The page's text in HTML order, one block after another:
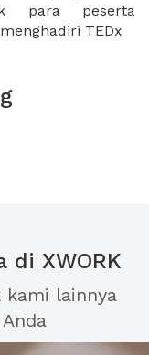
TEDx
XWORK
kami lainnya